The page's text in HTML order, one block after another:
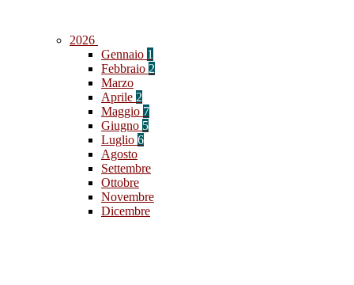
2026
Gennaio 1
Febbraio 2
Marzo
Aprile 2
Maggio 7
Giugno 5
Luglio 6
Agosto
Settembre
Ottobre
Novembre
Dicembre